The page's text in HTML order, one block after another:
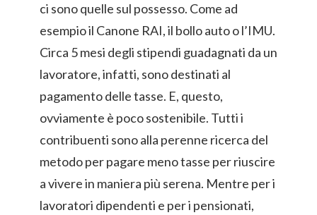
ci sono quelle sul possesso. Come ad
esempio il Canone RAI, il bollo auto o l’IMU.
Circa 5 mesi degli stipendi guadagnati da un
lavoratore, infatti, sono destinati al
pagamento delle tasse. E, questo,
ovviamente è poco sostenibile. Tutti i
contribuenti sono alla perenne ricerca del
metodo per pagare meno tasse per riuscire
a vivere in maniera più serena. Mentre per i
lavoratori dipendenti e per i pensionati,